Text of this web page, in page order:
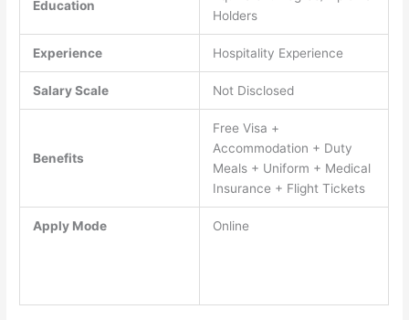
Education
Holders
Experience Hospitality Experience
Salary Scale Not Disclosed
Benefits
Free Visa +
Accommodation + Duty
Meals + Uniform + Medical
Insurance + Flight Tickets
Apply Mode Online